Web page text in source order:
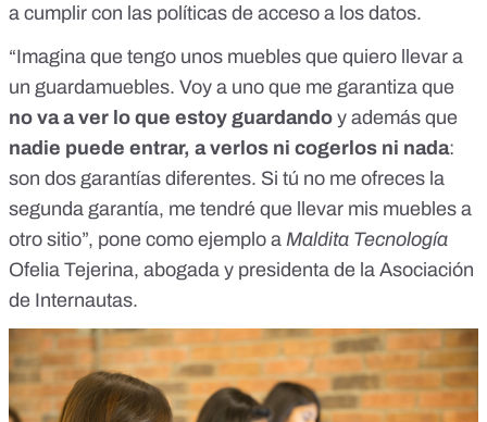
a cumplir con las políticas de acceso a los datos.
“Imagina que tengo unos muebles que quiero llevar a
un guardamuebles. Voy a uno que me garantiza que
no va a ver lo que estoy guardando y además que
nadie puede entrar, a verlos ni cogerlos ni nada:
son dos garantías diferentes. Si tú no me ofreces la
segunda garantía, me tendré que llevar mis muebles a
otro sitio”, pone como ejemplo a Maldita Tecnología
Ofelia Tejerina, abogada y presidenta de la Asociación
de Internautas.